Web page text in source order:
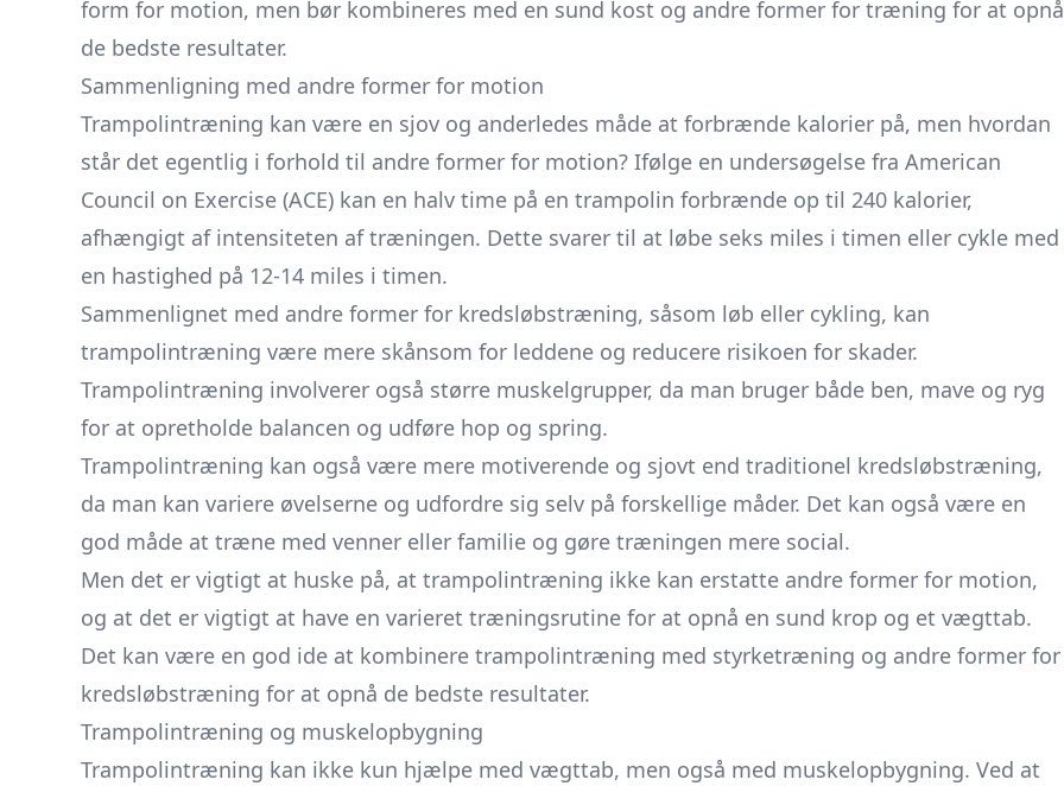
form for motion, men bør kombineres med en sund kost og andre former for træning for at opnå
de bedste resultater.
Sammenligning med andre former for motion
Trampolintræning kan være en sjov og anderledes måde at forbrænde kalorier på, men hvordan
står det egentlig i forhold til andre former for motion? Ifølge en undersøgelse fra American
Council on Exercise (ACE) kan en halv time på en trampolin forbrænde op til 240 kalorier,
afhængigt af intensiteten af træningen. Dette svarer til at løbe seks miles i timen eller cykle med
en hastighed på 12-14 miles i timen.
Sammenlignet med andre former for kredsløbstræning, såsom løb eller cykling, kan
trampolintræning være mere skånsom for leddene og reducere risikoen for skader.
Trampolintræning involverer også større muskelgrupper, da man bruger både ben, mave og ryg
for at opretholde balancen og udføre hop og spring.
Trampolintræning kan også være mere motiverende og sjovt end traditionel kredsløbstræning,
da man kan variere øvelserne og udfordre sig selv på forskellige måder. Det kan også være en
god måde at træne med venner eller familie og gøre træningen mere social.
Men det er vigtigt at huske på, at trampolintræning ikke kan erstatte andre former for motion,
og at det er vigtigt at have en varieret træningsrutine for at opnå en sund krop og et vægttab.
Det kan være en god ide at kombinere trampolintræning med styrketræning og andre former for
kredsløbstræning for at opnå de bedste resultater.
Trampolintræning og muskelopbygning
Trampolintræning kan ikke kun hjælpe med vægttab, men også med muskelopbygning. Ved at